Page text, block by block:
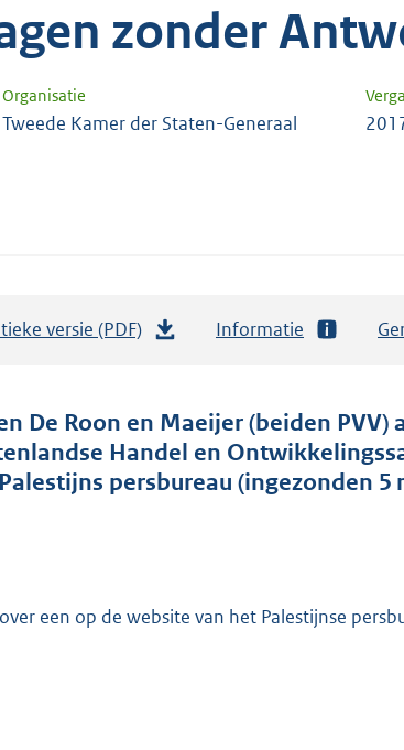
zonder
Organisatie
Tweede Kamer der Staten-Generaal
versie (PDF)
t
a
n
o
Informatie
De Roon en Maeijer (beiden
Handel en
persbureau (ingezonden 5
een op de website van het Palestijnse